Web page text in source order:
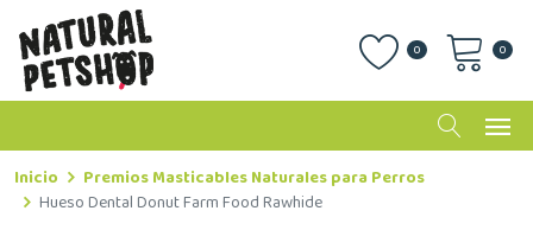
0 0
Inicio
Premios Masticables Naturales para Perros
Hueso Dental Donut Farm Food Rawhide